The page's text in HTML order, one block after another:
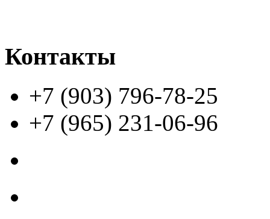
Контакты
+7 (903) 796-78-25
+7 (965) 231-06-96